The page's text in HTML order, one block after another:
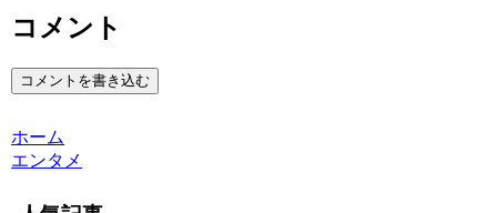
コメント
コメントを書き込む
ホーム
エンタメ